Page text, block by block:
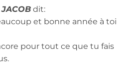
dit:
et bonne année à toi
pour tout ce que tu fais